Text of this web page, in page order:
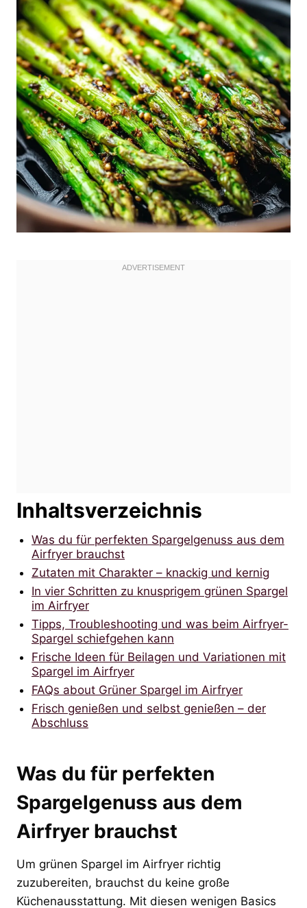
Inhaltsverzeichnis
Was du für perfekten Spargelgenuss aus dem
Airfryer brauchst
Zutaten mit Charakter – knackig und kernig
In vier Schritten zu knusprigem grünen Spargel
im Airfryer
Tipps, Troubleshooting und was beim Airfryer-
Spargel schiefgehen kann
Frische Ideen für Beilagen und Variationen mit
Spargel im Airfryer
FAQs about Grüner Spargel im Airfryer
Frisch genießen und selbst genießen – der
Abschluss
Was du für perfekten
Spargelgenuss aus dem
Airfryer brauchst
Um grünen Spargel im Airfryer richtig
zuzubereiten, brauchst du keine große
Küchenausstattung. Mit diesen wenigen Basics